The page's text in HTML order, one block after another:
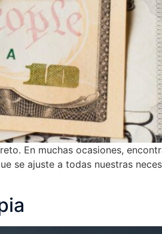
En muchas ocasiones,
se ajuste a todas nuestras